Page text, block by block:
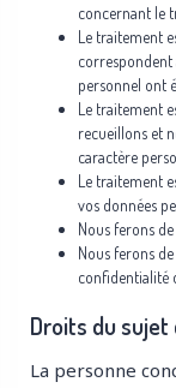
concernant le
Le traitement
correspondent
personnel ont
Le traitement
recueillons et
caractère
Le traitement
vos données
Nous ferons
Nous ferons
confidentialité
Droits du sujet
La personne